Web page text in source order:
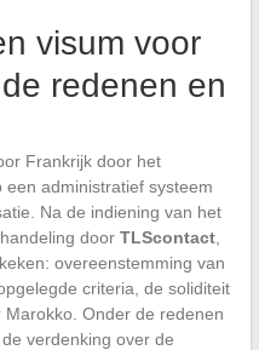
visum voor
redenen en
Frankrijk door het
administratief systeem
Na de indiening van het
door TLScontact,
overeenstemming van
criteria, de soliditeit
Onder de redenen
verdenking over de